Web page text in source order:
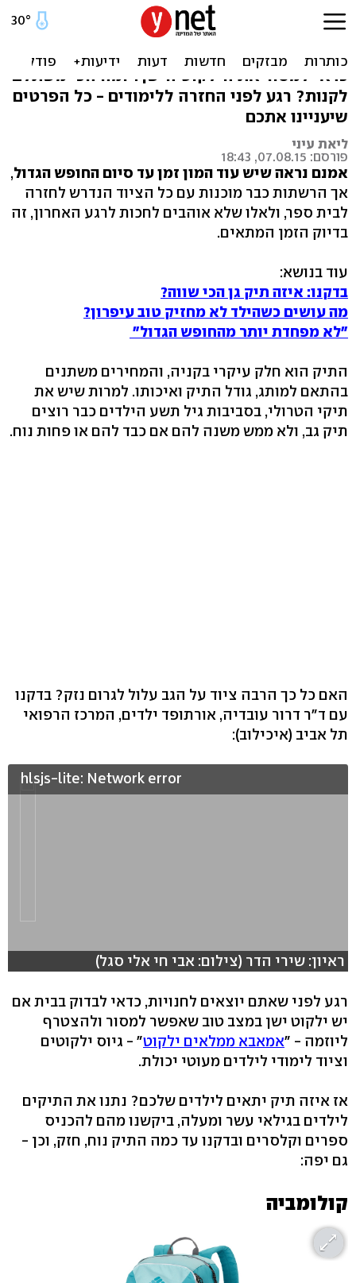
בדקנו: תיקי הגב של 2015
האם תיק על הגב עושה נזק לטווח ארוך? למי
כדאי למסור את הילקוט הישן? ומה הכי משתלם
לקנות? רגע לפני החזרה ללימודים - כל הפרטים
שיעניינו אתכם
ליאת עיני
פורסם: 07.08.15, 18:43
אמנם נראה שיש עוד המון זמן עד סיום החופש הגדול,
אך הרשתות כבר מוכנות עם כל הציוד הנדרש לחזרה
לבית ספר, ולאלו שלא אוהבים לחכות לרגע האחרון, זה
בדיוק הזמן המתאים.
עוד בנושא:
בדקנו: איזה תיק גן הכי שווה?
מה עושים כשהילד לא מחזיק טוב עיפרון?
"לא מפחדת יותר מהחופש הגדול"
התיק הוא חלק עיקרי בקניה, והמחירים משתנים
בהתאם למותג, גודל התיק ואיכותו. למרות שיש את
תיקי הטרולי, בסביבות גיל תשע הילדים כבר רוצים
תיק גב, ולא ממש משנה להם אם כבד להם או פחות נוח.
האם כל כך הרבה ציוד על הגב עלול לגרום נזק? בדקנו
עם ד"ר דרור עובדיה, אורתופד ילדים, המרכז הרפואי
תל אביב (איכילוב):
hlsjs-lite: Network error
ראיון: שירי הדר (צילום: אבי חי אלי סגל)
רגע לפני שאתם יוצאים לחנויות, כדאי לבדוק בבית אם
יש ילקוט ישן במצב טוב שאפשר למסור ולהצטרף
ליוזמה - "אמאבא ממלאים ילקוט" - גיוס ילקוטים
וציוד לימודי לילדים מעוטי יכולת.
אז איזה תיק יתאים לילדים שלכם? נתנו את התיקים
לילדים בגילאי עשר ומעלה, ביקשנו מהם להכניס
ספרים וקלסרים ובדקנו עד כמה התיק נוח, חזק, וכן -
גם יפה:
קולומביה